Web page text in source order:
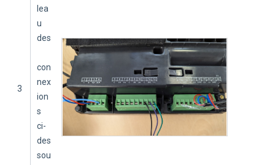
3
lea
u
des
con
nex
ion
s
ci-
des
sou